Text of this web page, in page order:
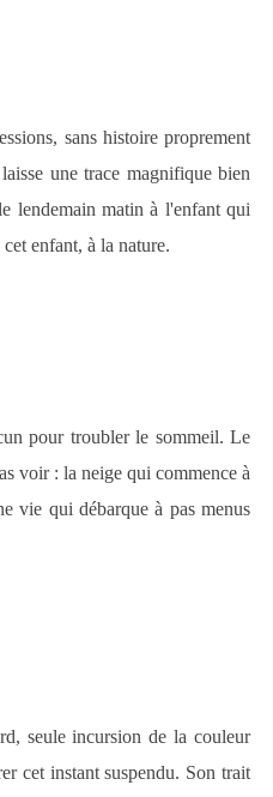
sans histoire proprement
une trace magnifique bien
lendemain matin à l'enfant qui
enfant, à la nature.
pour troubler le sommeil. Le
voir : la neige qui commence à
vie qui débarque à pas menus
seule incursion de la couleur
cet instant suspendu. Son trait